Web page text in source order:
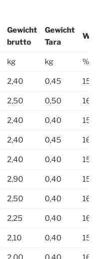
Gewicht
brutto
Gewicht
Tara
kg kg %
2,40 0,45 15,5
2,50 0,50 16,5
2,40 0,40 15,5
2,40 0,45 16,0
2,40 0,40 15,5
2,90 0,40 15,5
2,50 0,40 16,5
2,25 0,40 16,5
2,10 0,40 15,5